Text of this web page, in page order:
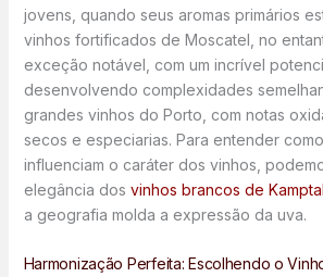
jovens, quando seus aromas primários
vinhos fortificados de Moscatel, no
exceção notável, com um incrível
desenvolvendo complexidades
grandes vinhos do Porto, com notas
secos e especiarias. Para entender
influenciam o caráter dos vinhos,
elegância dos vinhos brancos de
a geografia molda a expressão da uva.
Harmonização Perfeita: Escolhendo o